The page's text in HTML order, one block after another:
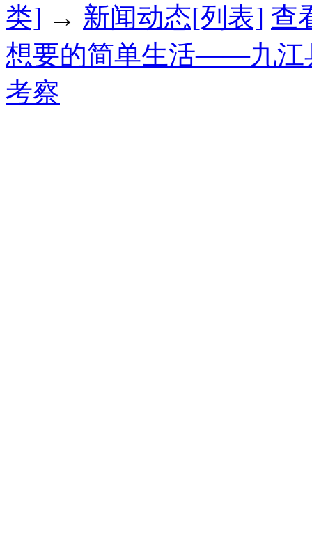
类] → 新闻动态[列表] 查
想要的简单生活——九江
考察